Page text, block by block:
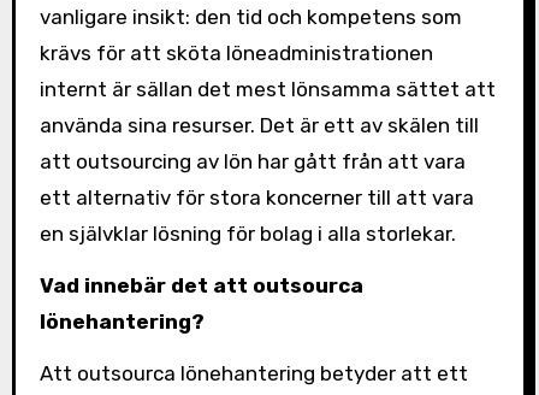
vanligare insikt: den tid och kompetens som
krävs för att sköta löneadministrationen
internt är sällan det mest lönsamma sättet att
använda sina resurser. Det är ett av skälen till
att outsourcing av lön har gått från att vara
ett alternativ för stora koncerner till att vara
en självklar lösning för bolag i alla storlekar.
Vad innebär det att outsourca
lönehantering?
Att outsourca lönehantering betyder att ett